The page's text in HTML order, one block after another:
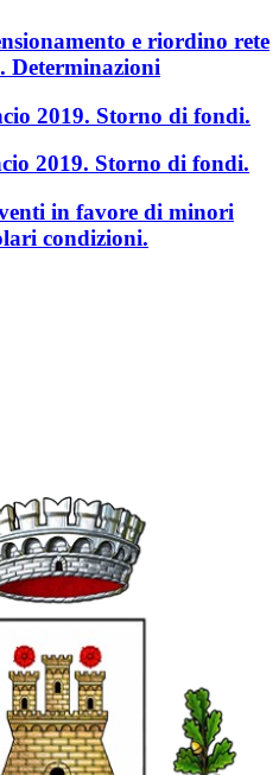
e riordino rete
Determinazioni
2019. Storno di fondi.
2019. Storno di fondi.
in favore di minori
condizioni.